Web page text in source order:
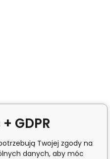
GDPR
Twojej zgody na
danych, aby móc